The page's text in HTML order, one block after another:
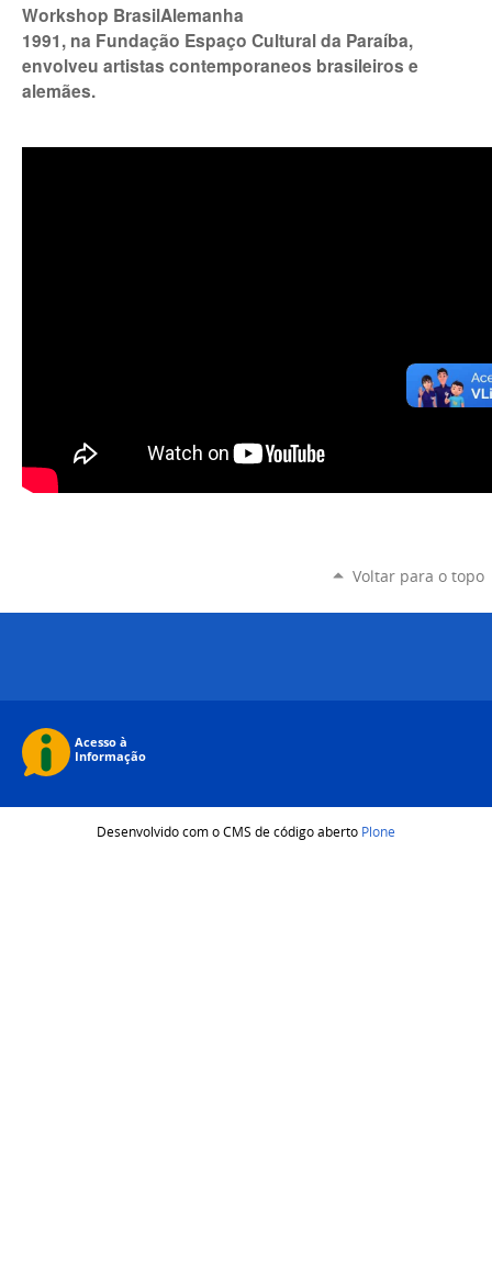
Workshop BrasilAlemanha
1991, na Fundação Espaço Cultural da Paraíba,
envolveu artistas contemporaneos brasileiros e
alemães.
Voltar para o topo
Desenvolvido com o CMS de código aberto Plone